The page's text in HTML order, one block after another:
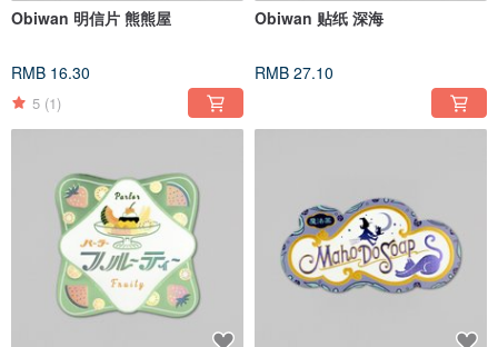
Obiwan 明信片 熊熊屋
RMB 16.30
5 (1)
Obiwan 贴纸 深海
RMB 27.10